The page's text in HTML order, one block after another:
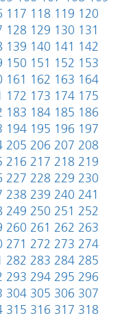
117 118 119 120
128 129 130 131
139 140 141 142
150 151 152 153
161 162 163 164
172 173 174 175
183 184 185 186
194 195 196 197
205 206 207 208
216 217 218 219
227 228 229 230
238 239 240 241
249 250 251 252
260 261 262 263
271 272 273 274
282 283 284 285
293 294 295 296
304 305 306 307
315 316 317 318